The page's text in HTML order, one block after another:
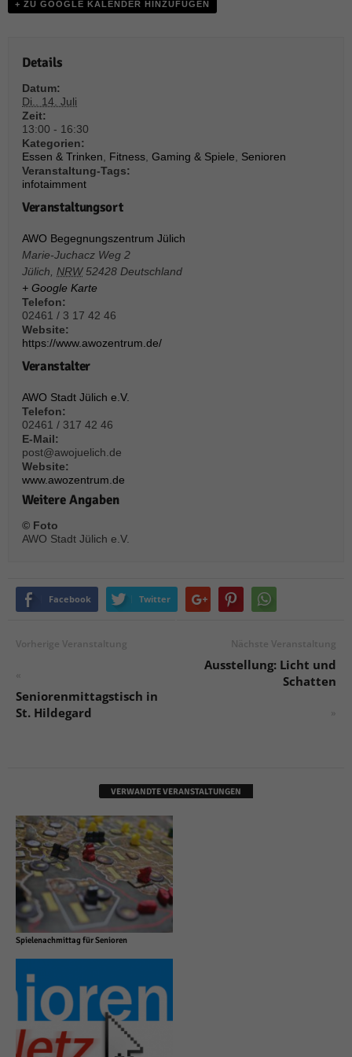
+ ZU GOOGLE KALENDER HINZUFÜGEN
Details
Datum:
Di.. 14. Juli
Zeit:
13:00 - 16:30
Kategorien:
Essen & Trinken, Fitness,Gaming & Spiele, Senioren
Veranstaltung-Tags:
infotaimment
Veranstaltungsort
AWO Begegnungszentrum Jülich
Marie-Juchacz Weg 2
Jülich, NRW 52428 Deutschland
+ Google Karte
Telefon:
02461 / 3 17 42 46
Website:
https://www.awozentrum.de/
Veranstalter
AWO Stadt Jülich e.V.
Telefon:
02461 / 317 42 46
E-Mail:
post@awojuelich.de
Website:
www.awozentrum.de
Weitere Angaben
© Foto
AWO Stadt Jülich e.V.
Facebook Twitter
Vorherige Veranstaltung
«
Seniorenmittagstisch in
St. Hildegard
Nächste Veranstaltung
Ausstellung: Licht und
Schatten
»
VERWANDTE VERANSTALTUNGEN
Spielenachmittag für Senioren
auswählen.
Datenschutzeinstellungen
Essenziell (1)
Essenzielle Cookies ermöglichen grundlegende Funktionen und sind für die
einwandfreie Funktion der Website erforderlich.
Cookie-Informationen anzeigen
Statistiken (1)
uns zu verstehen, wie unsere Besucher unsere Website nutzen.
Cookie-Informationen anzeigen
Marketing (1)
Marketing-Cookies werden von Drittanbietern oder Publishern verwendet,
um personalisierte Werbung anzuzeigen. Sie tun dies, indem sie Besucher
über Websites hinweg verfolgen.
Externe Medien (6)
Inhalte von Videoplattformen und Social-Media-Plattformen werden
standardmäßig blockiert. Wenn Cookies von externen Medien akzeptiert
werden, bedarf der Zugriff auf diese Inhalte keiner manuellen Einwilligung
Cookie-Informationen anzeigen
powered by Borlabs Cookie